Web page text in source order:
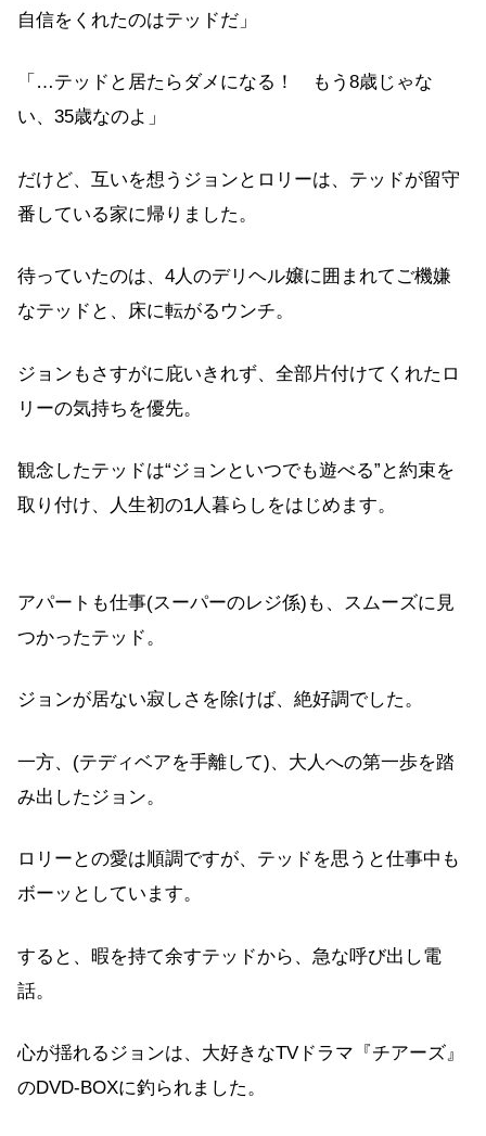
自信をくれたのはテッドだ」
「…テッドと居たらダメになる！ もう8歳じゃな
い、35歳なのよ」
だけど、互いを想うジョンとロリーは、テッドが留守
番している家に帰りました。
待っていたのは、4人のデリヘル嬢に囲まれてご機嫌
なテッドと、床に転がるウンチ。
ジョンもさすがに庇いきれず、全部片付けてくれたロ
リーの気持ちを優先。
観念したテッドは“ジョンといつでも遊べる”と約束を
取り付け、人生初の1人暮らしをはじめます。
アパートも仕事(スーパーのレジ係)も、スムーズに見
つかったテッド。
ジョンが居ない寂しさを除けば、絶好調でした。
一方、(テディベアを手離して)、大人への第一歩を踏
み出したジョン。
ロリーとの愛は順調ですが、テッドを思うと仕事中も
ボーッとしています。
すると、暇を持て余すテッドから、急な呼び出し電
話。
心が揺れるジョンは、大好きなTVドラマ『チアーズ』
のDVD-BOXに釣られました。